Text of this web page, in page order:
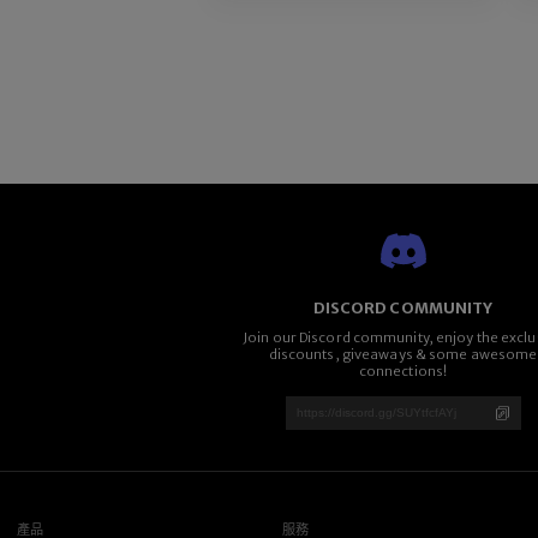
DISCORD COMMUNITY
Join our Discord community, enjoy the
discounts, giveaways & some awesome
connections!
產品 服務